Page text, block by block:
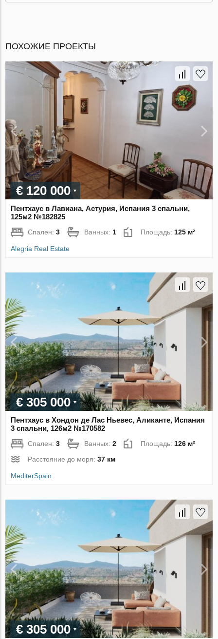
ПОХОЖИЕ ПРОЕКТЫ
€ 120 000
Пентхаус в Лавиана, Астурия, Испания 3 спальни,
125м2 №182825
Спален:3 Ванных:1 Площадь:125 м²
Alegria Real Estate
€ 305 000
Пентхаус в Хондон де Лас Ньевес, Аликанте, Испания
3 спальни, 126м2 №170582
Спален:3 Ванных:2 Площадь: 126 м²
Расстояние до моря:37 км
MediterSpain
€ 305 000